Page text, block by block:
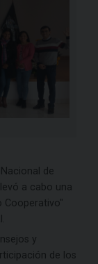
de
a cabo una
Cooperativo"
y
de los